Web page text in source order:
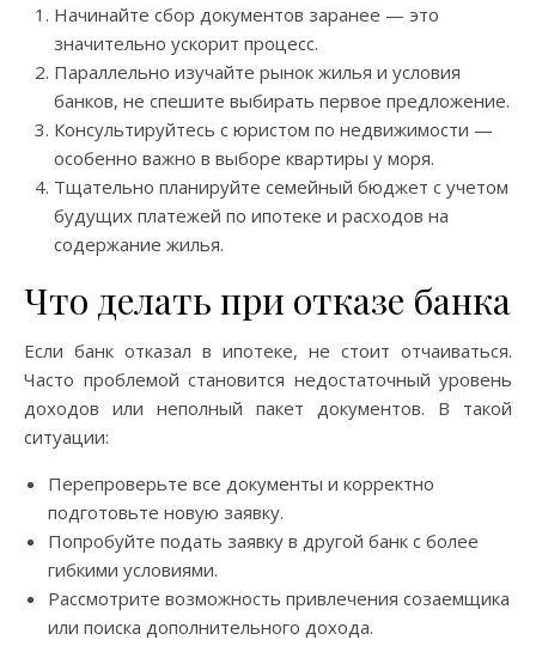
Начинайте сбор документов заранее — это
значительно ускорит процесс.
Параллельно изучайте рынок жилья и условия
банков, не спешите выбирать первое предложение.
Консультируйтесь с юристом по недвижимости —
особенно важно в выборе квартиры у моря.
Тщательно планируйте семейный бюджет с учетом
будущих платежей по ипотеке и расходов на
содержание жилья.
Что делать при отказе банка
Если банк отказал в ипотеке, не стоит отчаиваться.
Часто проблемой становится недостаточный уровень
доходов или неполный пакет документов. В такой
ситуации:
Перепроверьте все документы и корректно
подготовьте новую заявку.
Попробуйте подать заявку в другой банк с более
гибкими условиями.
Рассмотрите возможность привлечения созаемщика
или поиска дополнительного дохода.